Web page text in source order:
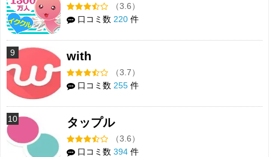
（3.6）
口コミ数 220 件
9 with
（3.7）
口コミ数 255 件
10 タップル
（3.6）
口コミ数 394 件